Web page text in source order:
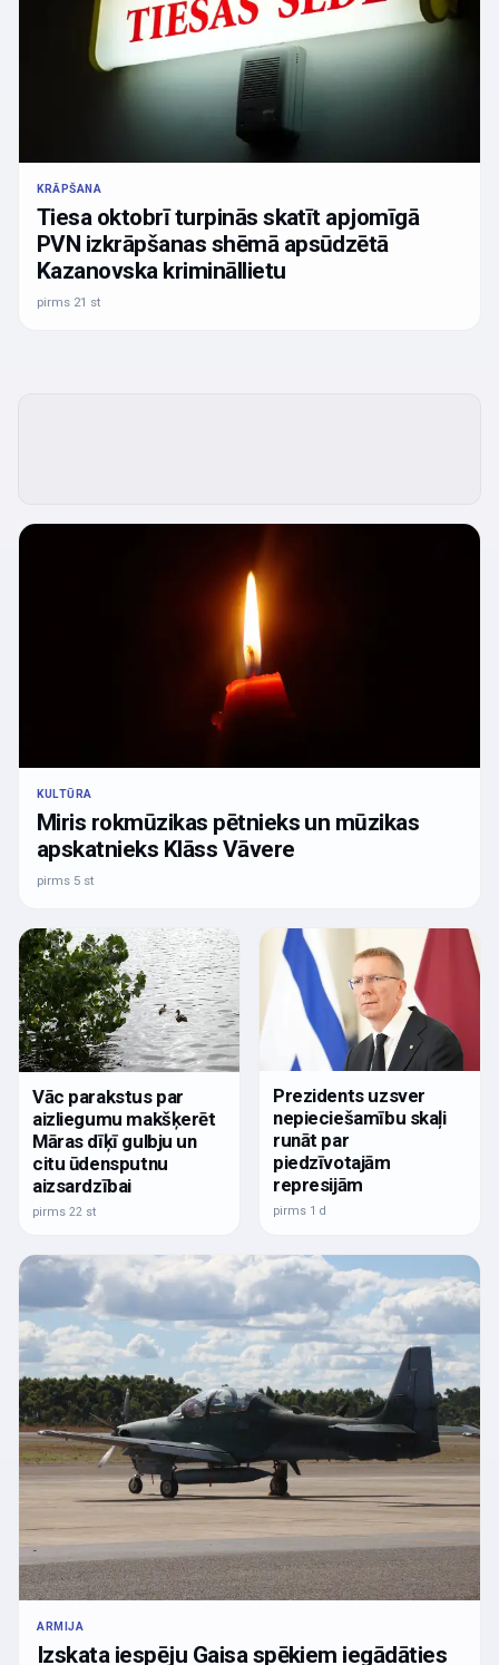
KRĀPŠANA
Tiesa oktobrī turpinās skatīt apjomīgā
PVN izkrāpšanas shēmā apsūdzētā
Kazanovska krimināllietu
pirms 21 st
KULTŪRA
Miris rokmūzikas pētnieks un mūzikas
apskatnieks Klāss Vāvere
pirms 5 st
Vāc parakstus par
aizliegumu makšķerēt
Māras dīķī gulbju un
citu ūdensputnu
aizsardzībai
pirms 22 st
Prezidents uzsver
nepieciešamību skaļi
runāt par
piedzīvotajām
represijām
pirms 1 d
ARMIJA
Izskata iespēju Gaisa spēkiem iegādāties